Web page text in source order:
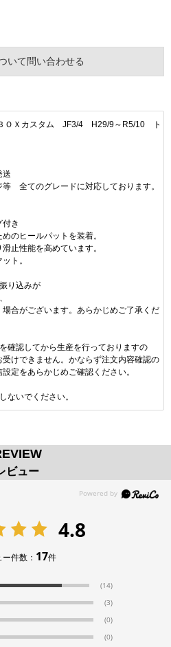
いて問い合わせる
ＯＸカスタム JF3/4 H29/9～R5/10 ト
送
全てのグレードに対応しております。
き
のヒールパットを装着。
止性能を高めています。
ト。
り込みが
合がございます。あらかじめご了承くだ
確認してから生産を行っておりますの
けできません。かならず注文内容確認の
定をあらかじめご確認ください。
ないでください。
ビュー
4.8
件数： 17件
(14)
(3)
(0)
(0)